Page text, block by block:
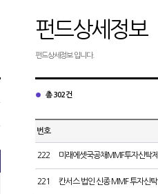
펀드상세정보
펀드상세정보 입니다.
총 302건
번호
222 미래에셋국공채MMF투자신탁
221 칸서스 법인 신종 MMF 투자신